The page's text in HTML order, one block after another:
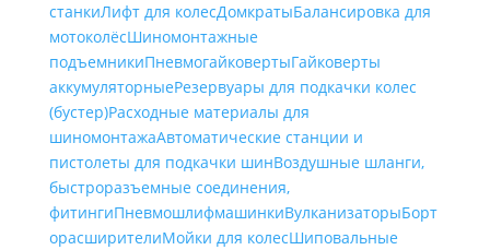
станкиЛифт для колесДомкратыБалансировка для
мотоколёсШиномонтажные
подъемникиПневмогайковертыГайковерты
аккумуляторныеРезервуары для подкачки колес
(бустер)Расходные материалы для
шиномонтажаАвтоматические станции и
пистолеты для подкачки шинВоздушные шланги,
быстроразъемные соединения,
фитингиПневмошлифмашинкиВулканизаторыБорт
орасширителиМойки для колесШиповальные